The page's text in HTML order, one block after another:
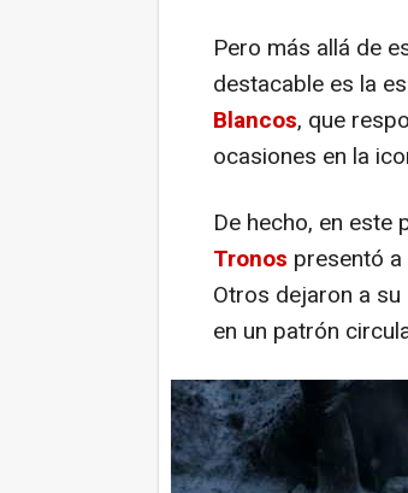
Pero más allá de
destacable es la
Blancos, que
ocasiones en la
De hecho, en este
Tronos presentó
Otros dejaron a
en un patrón